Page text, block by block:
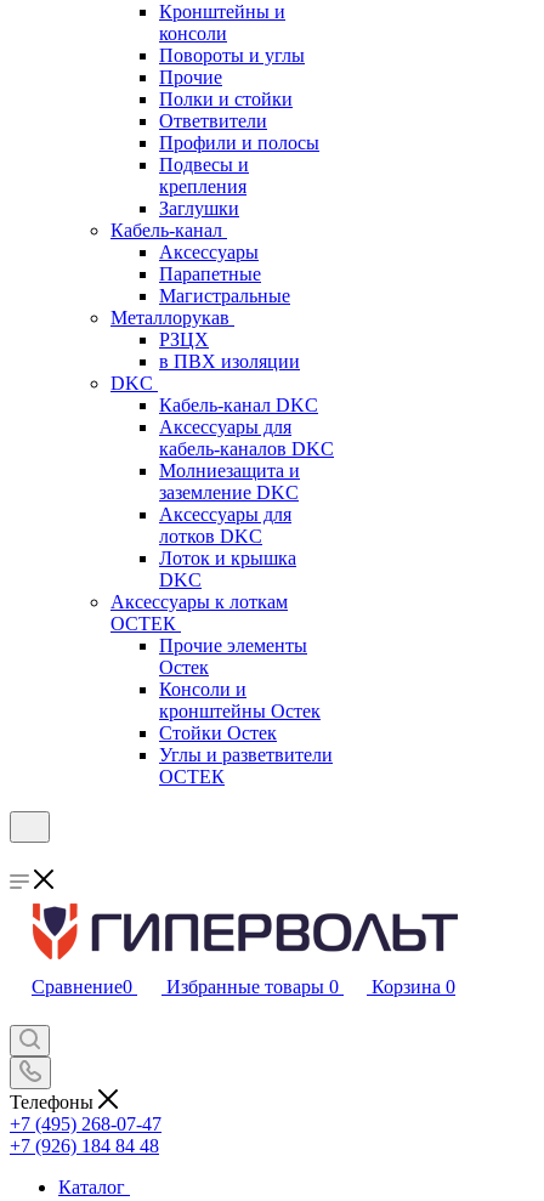
Кронштейны и
консоли
Повороты и углы
Прочие
Полки и стойки
Ответвители
Профили и полосы
Подвесы и
крепления
Заглушки
Кабель-канал
Аксессуары
Парапетные
Магистральные
Металлорукав
РЗЦХ
в ПВХ изоляции
DKC
Кабель-канал DKC
Аксессуары для
кабель-каналов DKC
Молниезащита и
заземление DKC
Аксессуары для
лотков DKC
Лоток и крышка
DKC
Аксессуары к лоткам
ОСТЕК
Прочие элементы
Остек
Консоли и
кронштейны Остек
Стойки Остек
Углы и разветвители
ОСТЕК
Сравнение0 Избранные товары 0 Корзина 0
Телефоны
+7 (495) 268-07-47
+7 (926) 184 84 48
Каталог